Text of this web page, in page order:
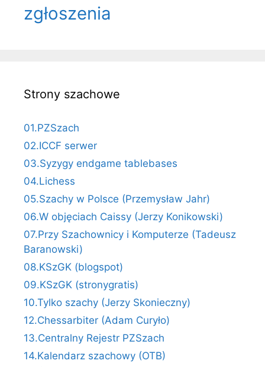
zgłoszenia
Strony szachowe
01.PZSzach
02.ICCF serwer
03.Syzygy endgame tablebases
04.Lichess
05.Szachy w Polsce (Przemysław Jahr)
06.W objęciach Caissy (Jerzy Konikowski)
07.Przy Szachownicy i Komputerze (Tadeusz
Baranowski)
08.KSzGK (blogspot)
09.KSzGK (stronygratis)
10.Tylko szachy (Jerzy Skonieczny)
12.Chessarbiter (Adam Curyło)
13.Centralny Rejestr PZSzach
14.Kalendarz szachowy (OTB)